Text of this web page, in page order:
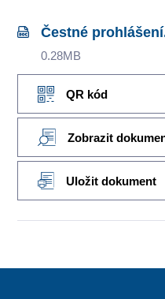
Čestné
0.28MB
QR kód
Zobrazit
Uložit dokument